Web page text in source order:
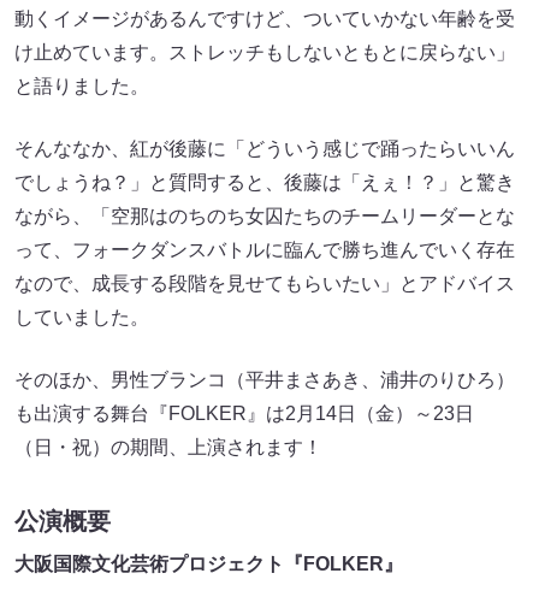
動くイメージがあるんですけど、ついていかない年齢を受
け止めています。ストレッチもしないともとに戻らない」
と語りました。
そんななか、紅が後藤に「どういう感じで踊ったらいいん
でしょうね？」と質問すると、後藤は「えぇ！？」と驚き
ながら、「空那はのちのち女囚たちのチームリーダーとな
って、フォークダンスバトルに臨んで勝ち進んでいく存在
なので、成長する段階を見せてもらいたい」とアドバイス
していました。
そのほか、男性ブランコ（平井まさあき、浦井のりひろ）
も出演する舞台『FOLKER』は2月14日（金）～23日
（日・祝）の期間、上演されます！
公演概要
大阪国際文化芸術プロジェクト『FOLKER』